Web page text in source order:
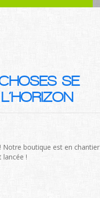
SE
Notre boutique est en chantier
lancée !